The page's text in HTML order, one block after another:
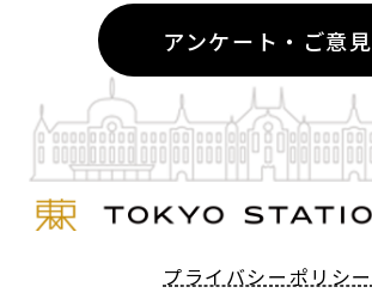
アンケート・ご意見
プライバシーポリシー